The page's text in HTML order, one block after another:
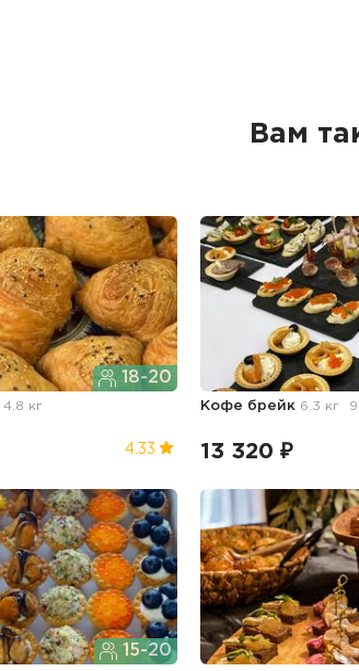
Вам
18-20
4.8 кг
4.33
Кофе брейк 6.3 кг
13 320 ₽
15-20